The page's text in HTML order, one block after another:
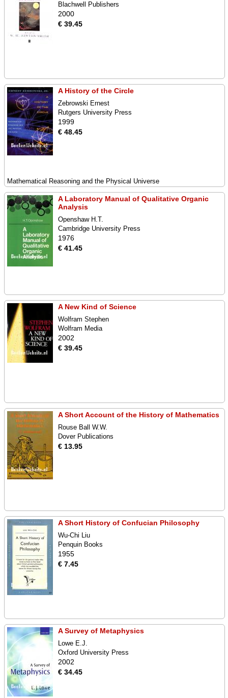
Blachwell Publishers
2000
€ 39.45
A History of the Circle
Zebrowski Ernest
Rutgers University Press
1999
€ 48.45
Mathematical Reasoning and the Physical Universe
A Laboratory Manual of Qualitative Organic
Analysis
Openshaw H.T.
Cambridge University Press
1976
€ 41.45
A New Kind of Science
Wolfram Stephen
Wolfram Media
2002
€ 39.45
A Short Account of the History of Mathematics
Rouse Ball W.W.
Dover Publications
€ 13.95
A Short History of Confucian Philosophy
Wu-Chi Liu
Penquin Books
1955
€ 7.45
A Survey of Metaphysics
Lowe E.J.
Oxford University Press
2002
€ 34.45